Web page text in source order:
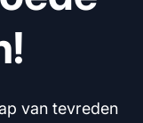
van tevreden